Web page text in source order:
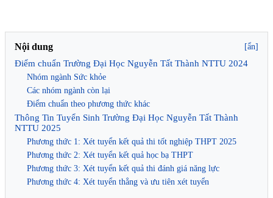
Nội dung [ẩn]
Điểm chuẩn Trường Đại Học Nguyễn Tất Thành NTTU 2024
Nhóm ngành Sức khỏe
Các nhóm ngành còn lại
Điểm chuẩn theo phương thức khác
Thông Tin Tuyển Sinh Trường Đại Học Nguyễn Tất Thành
NTTU 2025
Phương thức 1: Xét tuyển kết quả thi tốt nghiệp THPT 2025
Phương thức 2: Xét tuyển kết quả học bạ THPT
Phương thức 3: Xét tuyển kết quả thi đánh giá năng lực
Phương thức 4: Xét tuyển thẳng và ưu tiên xét tuyển